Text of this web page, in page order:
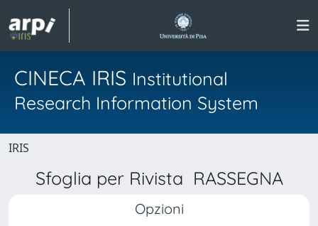
CINECA IRIS Institutional
Research Information System
IRIS
Sfoglia per Rivista RASSEGNA
Opzioni